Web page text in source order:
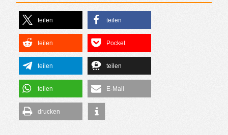
teilen teilen
teilen Pocket
teilen teilen
teilen E-Mail
drucken